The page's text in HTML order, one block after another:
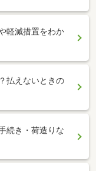
軽減措置をわか
払えないときの
続き・荷造りな